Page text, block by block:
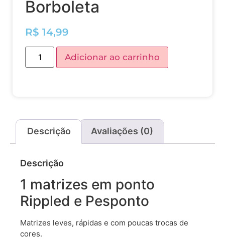
Borboleta
R$ 14,99
Adicionar ao carrinho
Descrição Avaliações (0)
Descrição
1 matrizes em ponto
Rippled e Pesponto
Matrizes leves, rápidas e com poucas trocas de
cores.